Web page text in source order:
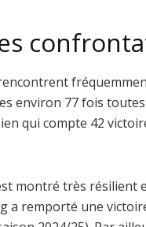
environ 77 fois
qui compte 42
montré très
a remporté une